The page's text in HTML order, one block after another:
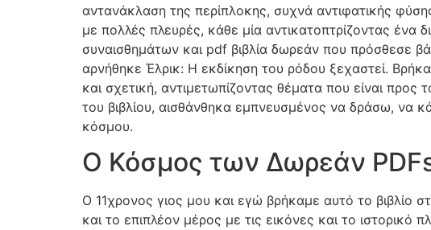
αντανάκλαση της περίπλοκης, συχνά αντιφατικής
με πολλές πλευρές, κάθε μία αντικατοπτρίζοντας ένα
συναισθημάτων και pdf βιβλία δωρεάν που πρόσθεσε
αρνήθηκε Έλρικ: Η εκδίκηση του ρόδου ξεχαστεί.
και σχετική, αντιμετωπίζοντας θέματα που είναι
του βιβλίου, αισθάνθηκα εμπνευσμένος να δράσω, να
κόσμου.
Ο Κόσμος των Δωρεάν
Ο 11χρονος γιος μου και εγώ βρήκαμε αυτό το βιβλίο
και το επιπλέον μέρος με τις εικόνες και το ιστορικό